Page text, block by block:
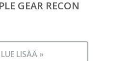
GEAR RECON
LUE LISÄÄ »